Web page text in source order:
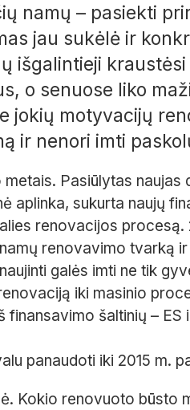
namų – pasiekti
jau sukėlė ir
išgalintieji
o senuose liko
jokių motyvacijų
ir nenori imti
Pasiūlytas naujas
aplinka, sukurta naujų
renovacijos procesą.
renovavimo tvarką
galės imti ne tik
iki masinio
finansavimo šaltinių – ES
panaudoti iki 2015 m.
Kokio renovuoto būsto